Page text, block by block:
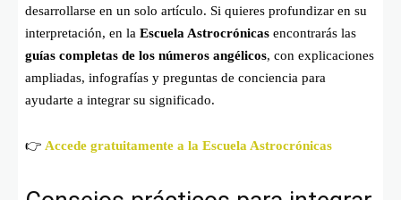
desarrollarse en un solo artículo. Si quieres profundizar en su
interpretación, en la Escuela Astrocrónicas encontrarás las
guías completas de los números angélicos, con explicaciones
ampliadas, infografías y preguntas de conciencia para
ayudarte a integrar su significado.
👉 Accede gratuitamente a la Escuela Astrocrónicas